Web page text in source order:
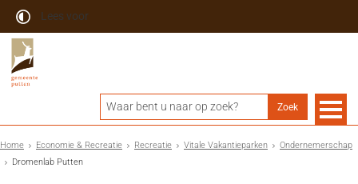
Lees voor
Home Economie & Recreatie Recreatie Vitale Vakantieparken
Ondernemerschap
Dromenlab Putten